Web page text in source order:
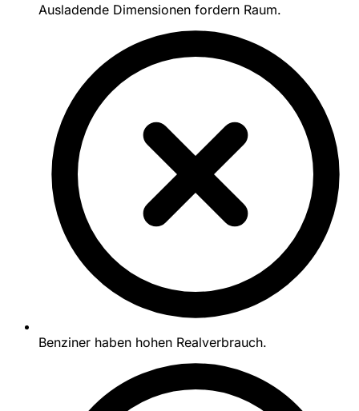
Ausladende Dimensionen fordern Raum.
Benziner haben hohen Realverbrauch.